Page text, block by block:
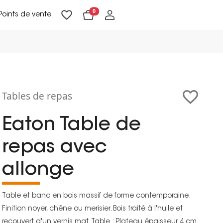
de vente 0
Tables de repas
Eaton Table de
repas avec
allonge
Table et banc en bois massif de forme contemporaine.
Finition noyer, chêne ou merisier. Bois traité à l'huile et